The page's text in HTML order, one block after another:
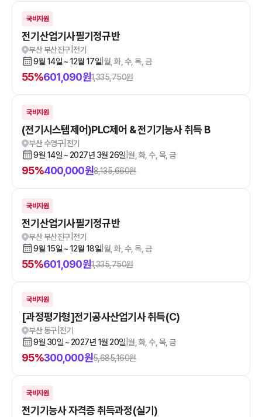
국비지원
전기산업기사필기정규반
부산 부산진구 전기
9월 14일 ~ 12월 17일 월, 화, 수, 목, 금
55%601,090원1,335,750원
국비지원
(전기시스템제어)PLC제어 & 전기기능사 취득 B
부산 수영구 전기
9월 14일 ~ 2027년 3월 26일 월, 화, 수, 목, 금
95%400,000원8,135,660원
국비지원
전기산업기사필기정규반
부산 부산진구 전기
9월 15일 ~ 12월 18일 월, 화, 수, 목, 금
55%601,090원1,335,750원
국비지원
[과정평가형]전기공사산업기사 취득(C)
부산 동구 전기
9월 30일 ~ 2027년 1월 20일 월, 화, 수, 목, 금
95%300,000원5,685,160원
국비지원
전기기능사 자격증 취득과정(실기)